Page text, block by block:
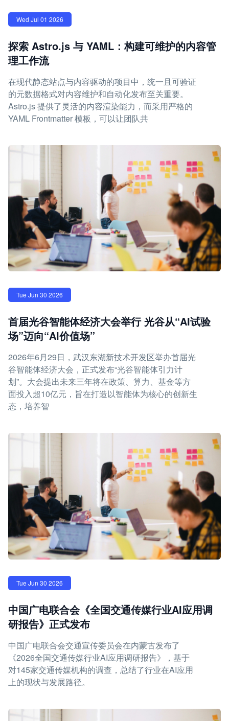
Wed Jul 01 2026
探索 Astro.js 与 YAML：构建可维护的内容管
理工作流
在现代静态站点与内容驱动的项目中，统一且可验证
的元数据格式对内容维护和自动化发布至关重要。
Astro.js 提供了灵活的内容渲染能力，而采用严格的
YAML Frontmatter 模板，可以让团队共
Tue Jun 30 2026
首届光谷智能体经济大会举行 光谷从“AI试验
场”迈向“AI价值场”
2026年6月29日，武汉东湖新技术开发区举办首届光
谷智能体经济大会，正式发布“光谷智能体引力计
划”。大会提出未来三年将在政策、算力、基金等方
面投入超10亿元，旨在打造以智能体为核心的创新生
态，培养智
Tue Jun 30 2026
中国广电联合会《全国交通传媒行业AI应用调
研报告》正式发布
中国广电联合会交通宣传委员会在内蒙古发布了
《2026全国交通传媒行业AI应用调研报告》，基于
对145家交通传媒机构的调查，总结了行业在AI应用
上的现状与发展路径。